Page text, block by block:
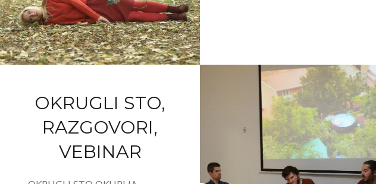
OKRUGLI STO,
RAZGOVORI,
VEBINAR